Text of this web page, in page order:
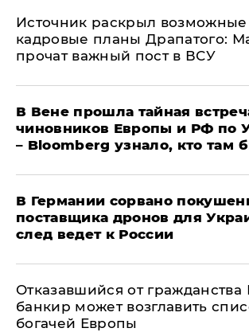
​Источник раскрыл возможные
кадровые планы Драпатого:
прочат важный пост в ВСУ
В Вене прошла тайная
чиновников Европы и РФ по
– Bloomberg узнало, кто там
​В Германии сорвано
поставщика дронов для
след ведет к России
Отказавшийся от гражданства
банкир может возглавить
богачей Европы